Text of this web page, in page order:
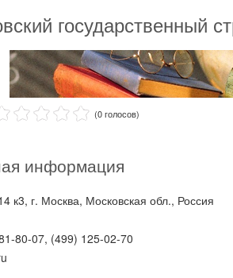
государственный
(0 голосов)
информация
к3, г. Москва, Московская обл., Россия
80-07, (499) 125-02-70